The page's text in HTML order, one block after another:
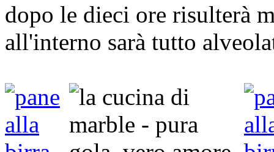
dopo le dieci ore risulterà
all'interno sarà tutto